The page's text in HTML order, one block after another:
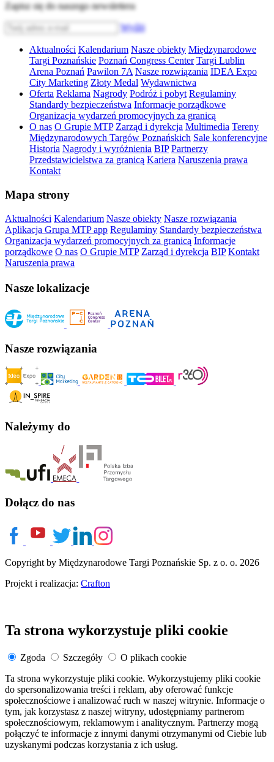
Zapisz się do naszego newslettera
Wyślij
Aktualności Kalendarium Nasze obiekty Międzynarodowe
Targi Poznańskie Poznań Congress Center Targi Lublin
Arena Poznań Pawilon 7A Nasze rozwiązania IDEA Expo
City Marketing Złoty Medal Wydawnictwa
Oferta Reklama Nagrody Podróż i pobyt Regulaminy
Standardy bezpieczeństwa Informacje porządkowe
Organizacja wydarzeń promocyjnych za granicą
O nas O Grupie MTP Zarząd i dyrekcja Multimedia Tereny
Międzynarodowych Targów Poznańskich Sale konferencyjne
Historia Nagrody i wyróżnienia BIP Partnerzy
Przedstawicielstwa za granicą Kariera Naruszenia prawa
Kontakt
Mapa strony
Aktualności Kalendarium Nasze obiekty Nasze rozwiązania
Aplikacja Grupa MTP app Regulaminy Standardy bezpieczeństwa
Organizacja wydarzeń promocyjnych za granicą Informacje
porządkowe O nas O Grupie MTP Zarząd i dyrekcja BIP Kontakt
Naruszenia prawa
Nasze lokalizacje
Nasze rozwiązania
Należymy do
Dołącz do nas
Copyright by Międzynarodowe Targi Poznańskie Sp. z o. o. 2026
Projekt i realizacja: Crafton
Ta strona wykorzystuje pliki cookie
Zgoda Szczegóły
O plikach cookie
Ta strona wykorzystuje pliki cookie. Wykorzystujemy pliki cookie
do spersonalizowania treści i reklam, aby oferować funkcje
społecznościowe i analizować ruch w naszej witrynie. Informacje o
tym, jak korzystasz z naszej witryny, udostępniamy partnerom
społecznościowym, reklamowym i analitycznym. Partnerzy mogą
połączyć te informacje z innymi danymi otrzymanymi od Ciebie lub
uzyskanymi podczas korzystania z ich usług.